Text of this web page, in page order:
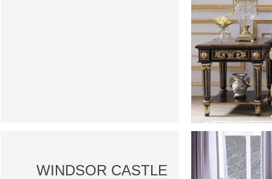
WINDSOR CASTLE